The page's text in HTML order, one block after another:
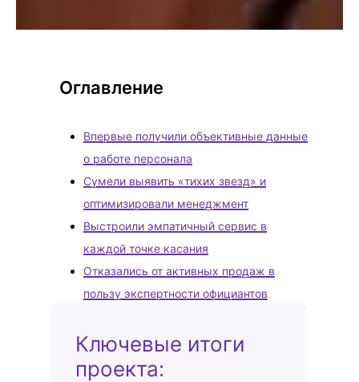
Оглавление
Впервые получили объективные данные
о работе персонала
Сумели выявить «тихих звезд» и
оптимизировали менеджмент
Выстроили эмпатичный сервис в
каждой точке касания
Отказались от активных продаж в
пользу экспертности официантов
Ключевые итоги
проекта: